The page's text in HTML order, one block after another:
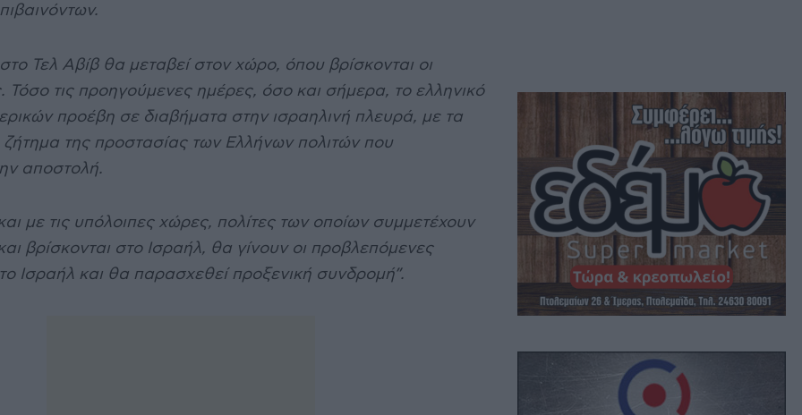
Τελ Αβίβ θα μεταβεί στον χώρο, όπου βρίσκονται οι
Τόσο τις προηγούμενες ημέρες, όσο και σήμερα, το ελληνικό
προέβη σε διαβήματα στην ισραηλινή πλευρά, με τα
ζήτημα της προστασίας των Ελλήνων πολιτών που
αποστολή.
με τις υπόλοιπες χώρες, πολίτες των οποίων συμμετέχουν
βρίσκονται στο Ισραήλ, θα γίνουν οι προβλεπόμενες
Ισραήλ και θα παρασχεθεί προξενική συνδρομή”.